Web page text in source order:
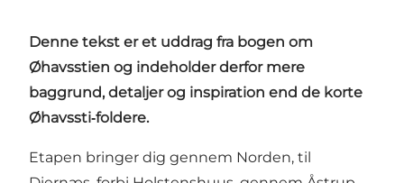
Denne tekst er et uddrag fra bogen om
Øhavsstien og indeholder derfor mere
baggrund, detaljer og inspiration end de korte
Øhavssti‑foldere.
Etapen bringer dig gennem Norden, til